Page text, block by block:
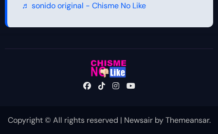
♬ sonido original - Chisme No Like
Copyright © All rights reserved | NewsairbyThemeansar.